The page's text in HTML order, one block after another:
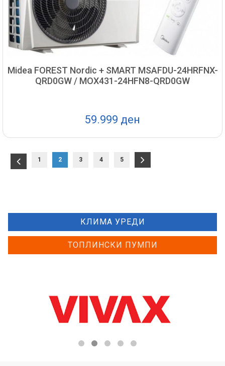
Midea FOREST Nordic + SMART MSAFDU-24HRFNX-
QRD0GW / MOX431-24HFN8-QRD0GW
59.999 ден
1 2 3 4 5
КЛИМА УРЕДИ
ТОПЛИНСКИ ПУМПИ